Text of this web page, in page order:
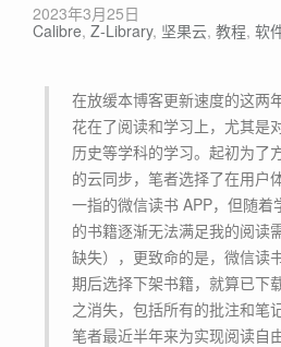
2023年3月25日
Calibre, Z-Library, 坚果云, 教程, 软
在放缓本博客更新速度的这两年内，笔者不少的时间都
花在了阅读和学习上，尤其是
历史等学科的学习。起初为了
的云同步，笔者选择了在用户
一指的微信读书 APP，但随着
的书籍逐渐无法满足我的阅读
缺失），更致命的是，微信读
期后选择下架书籍，就算已下
之消失，包括所有的批注和
笔者最近半年来为实现阅读自